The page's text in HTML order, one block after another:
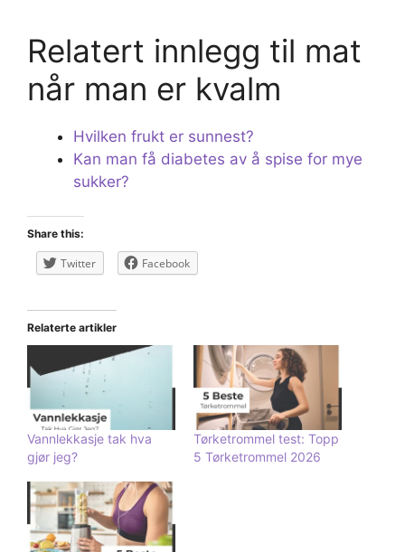
Relatert innlegg til mat
når man er kvalm
Hvilken frukt er sunnest?
Kan man få diabetes av å spise for mye
sukker?
Share this:
Twitter Facebook
Relaterte artikler
Vannlekkasje tak hva
gjør jeg?
Tørketrommel test: Topp
5 Tørketrommel 2026